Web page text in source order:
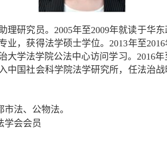
研究员。2005年至2009年就读于华
业，获得法学硕士学位。2013年至
学法学院公法中心访问学习。2016
中国社会科学院法学研究所，任法治
法、公物法。
学会会员